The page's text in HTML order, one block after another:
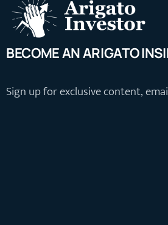
BECOME AN ARIGATO
Sign up for exclusive content,